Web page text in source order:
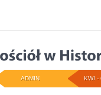
KWI -
ADMIN